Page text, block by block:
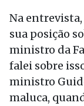
Na
sua posição
ministro da
falei sobre
ministro
maluca,